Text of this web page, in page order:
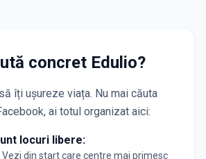
concret Edulio?
îți ușureze viața. Nu mai căuta
ai totul organizat aici:
locuri libere:
Vezi din start care centre mai primesc